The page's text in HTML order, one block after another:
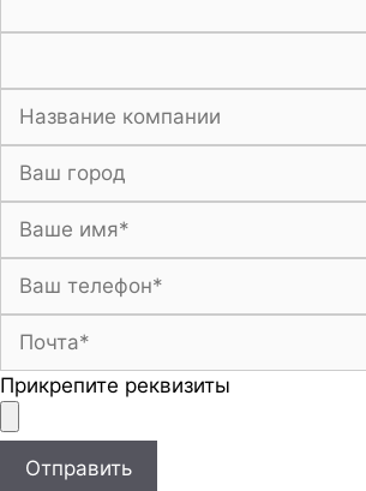
Прикрепите реквизиты